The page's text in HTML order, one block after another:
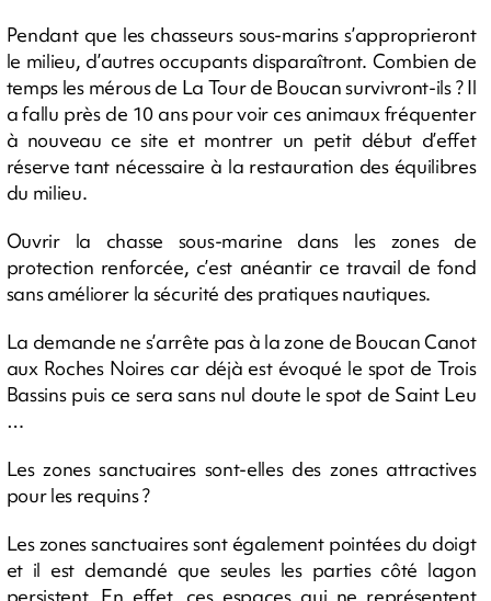
Pendant que les chasseurs sous-marins s’approprieront
le milieu, d’autres occupants disparaîtront. Combien de
temps les mérous de La Tour de Boucan survivront-ils ? Il
a fallu près de 10 ans pour voir ces animaux fréquenter
à nouveau ce site et montrer un petit début d’effet
réserve tant nécessaire à la restauration des équilibres
du milieu.
Ouvrir la chasse sous-marine dans les zones de
protection renforcée, c’est anéantir ce travail de fond
sans améliorer la sécurité des pratiques nautiques.
La demande ne s’arrête pas à la zone de Boucan Canot
aux Roches Noires car déjà est évoqué le spot de Trois
Bassins puis ce sera sans nul doute le spot de Saint Leu
…
Les zones sanctuaires sont-elles des zones attractives
pour les requins ?
Les zones sanctuaires sont également pointées du doigt
et il est demandé que seules les parties côté lagon
persistent. En effet, ces espaces qui ne représentent